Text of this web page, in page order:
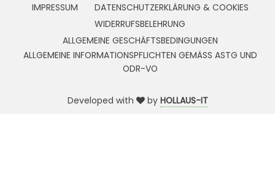
IMPRESSUM
DATENSCHUTZERKLÄRUNG & COOKIES
WIDERRUFSBELEHRUNG
ALLGEMEINE GESCHÄFTSBEDINGUNGEN
ALLGEMEINE INFORMATIONSPFLICHTEN GEMÄSS ASTG UND
ODR-VO
Developed with by HOLLAUS-IT